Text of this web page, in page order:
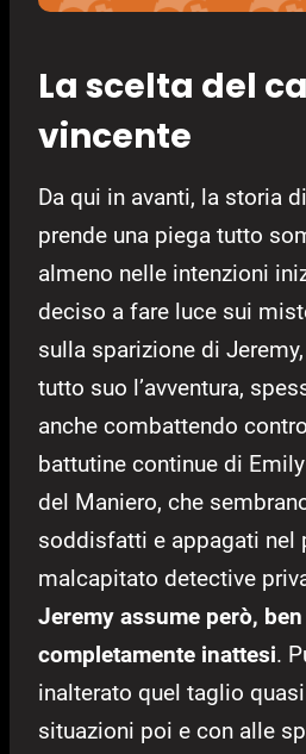
La scelta del
vincente
Da qui in avanti, la storia
prende una piega tutto
almeno nelle intenzioni
deciso a fare luce sui
sulla sparizione di
tutto suo l’avventura,
anche combattendo
battutine continue di
del Maniero, che
soddisfatti e appagati nel
malcapitato detective
Jeremy assume però,
completamente inattesi.
inalterato quel taglio
situazioni poi e con alle